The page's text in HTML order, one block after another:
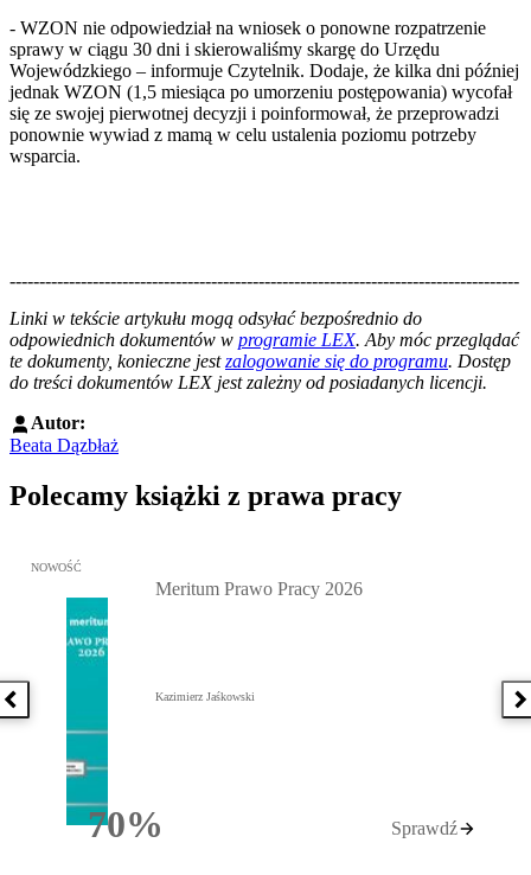
- WZON nie odpowiedział na wniosek o ponowne rozpatrzenie
sprawy w ciągu 30 dni i skierowaliśmy skargę do Urzędu
Wojewódzkiego – informuje Czytelnik. Dodaje, że kilka dni później
jednak WZON (1,5 miesiąca po umorzeniu postępowania) wycofał
się ze swojej pierwotnej decyzji i poinformował, że przeprowadzi
ponownie wywiad z mamą w celu ustalenia poziomu potrzeby
wsparcia.
--------------------------------------------------------------------------------------
Linki w tekście artykułu mogą odsyłać bezpośrednio do
odpowiednich dokumentów w programie LEX. Aby móc przeglądać
te dokumenty, konieczne jestzalogowanie się do programu. Dostęp
do treści dokumentów LEX jest zależny od posiadanych licencji.
Autor:
Beata Dązbłaż
Polecamy książki z prawa pracy
Poprzednia książka
Przejdź do: Meritum Prawo Pracy 2026, Kazimierz Jaśkowski -
NOWOŚĆ
70%Rabatu
Meritum Prawo Pracy 2026
Kazimierz Jaśkowski
Sprawdź